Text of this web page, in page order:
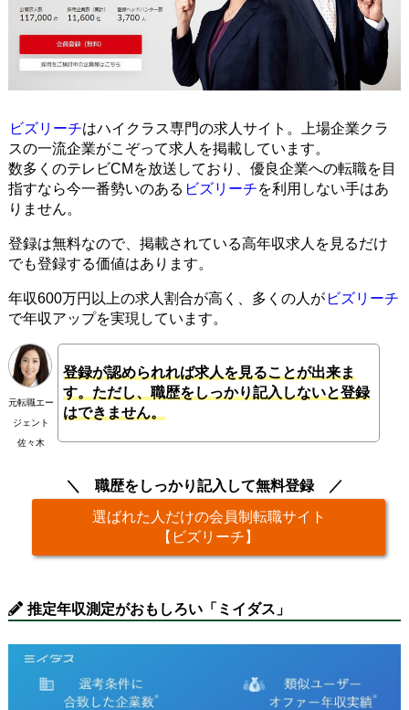
ビズリーチはハイクラス専門の求人サイト。上場企業クラ
スの一流企業がこぞって求人を掲載しています。
数多くのテレビCMを放送しており、優良企業への転職を目
指すなら今一番勢いのある ビズリーチを利用しない手はあ
りません。
登録は無料なので、掲載されている高年収求人を見るだけ
でも登録する価値はあります。
年収600万円以上の求人割合が高く、多くの人が ビズリーチ
で年収アップを実現しています。
元転職エー
ジェント
佐々木
登録が認められれば求人を見ることが出来ま
す。ただし、職歴をしっかり記入しないと登録
はできません。
職歴をしっかり記入して無料登録
選ばれた人だけの会員制転職サイト
【ビズリーチ】
推定年収測定がおもしろい「ミイダス」